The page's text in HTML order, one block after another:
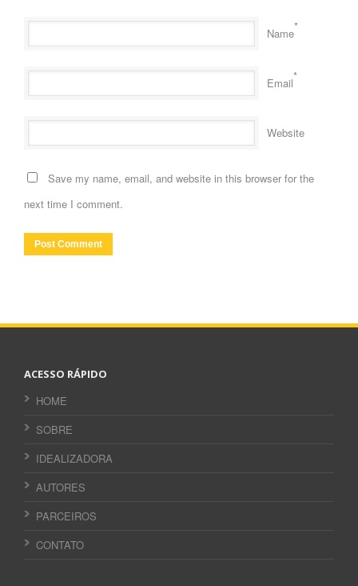
Name*
Email*
Website
Save my name, email, and website in this browser for the
next time I comment.
ACESSO RÁPIDO
HOME
SOBRE
IDEALIZADORA
AUTORES
PARCEIROS
CONTATO